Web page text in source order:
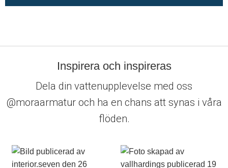
Inspirera och inspireras
Dela din vattenupplevelse med oss
@moraarmatur och ha en chans att synas i våra
flöden.